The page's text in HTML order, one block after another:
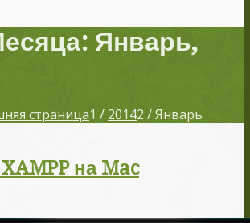
Январь,
страница1 / 20142 /Январь
на Mac